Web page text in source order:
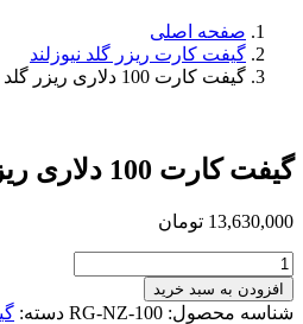
صفحه اصلی
گیفت کارت ریزر گلد نیوزلند
گیفت کارت 100 دلاری ریزر گلد نیوزلند
گیفت کارت 100 دلاری ریزر گلد نیوزلند
13,630,000 تومان
گیفت
کارت
100
افزودن به سبد خرید
شناسه محصول: RG-NZ-100 دسته: